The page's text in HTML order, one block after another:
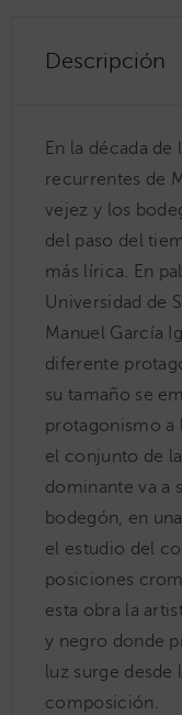
Descripción
En la década
recurrentes de
vejez y los
del paso del
más lírica. En
Universidad de
Manuel García
diferente
su tamaño se
protagonismo a
el conjunto de
dominante va a
bodegón, en
el estudio del
posiciones
esta obra la
y negro donde
luz surge desde
composición.